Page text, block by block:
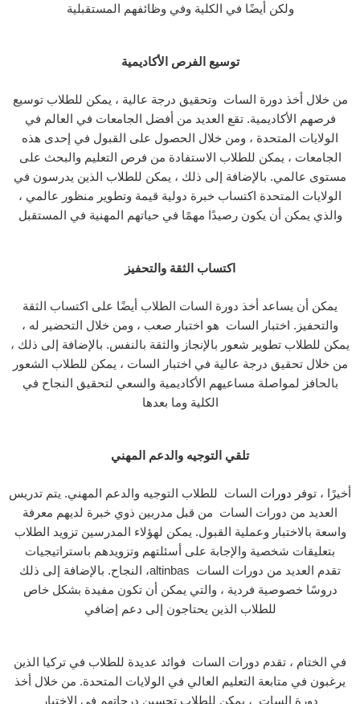
ولكن أيضًا في الكلية وفي وظائفهم المستقبلية
توسيع الفرص الأكاديمية
من خلال أخذ دورة السات وتحقيق درجة عالية ، يمكن للطلاب توسيع
فرصهم الأكاديمية. تقع العديد من أفضل الجامعات في العالم في
الولايات المتحدة ، ومن خلال الحصول على القبول في إحدى هذه
الجامعات ، يمكن للطلاب الاستفادة من فرص التعليم والبحث على
مستوى عالمي. بالإضافة إلى ذلك ، يمكن للطلاب الذين يدرسون في
الولايات المتحدة اكتساب خبرة دولية قيمة وتطوير منظور عالمي ،
والذي يمكن أن يكون رصيدًا مهمًا في حياتهم المهنية في المستقبل
اكتساب الثقة والتحفيز
يمكن أن يساعد أخذ دورة السات الطلاب أيضًا على اكتساب الثقة
والتحفيز. اختبار السات هو اختبار صعب ، ومن خلال التحضير له ،
يمكن للطلاب تطوير شعور بالإنجاز والثقة بالنفس. بالإضافة إلى ذلك ،
من خلال تحقيق درجة عالية في اختبار السات ، يمكن للطلاب الشعور
بالحافز لمواصلة مساعيهم الأكاديمية والسعي لتحقيق النجاح في
الكلية وما بعدها
تلقي التوجيه والدعم المهني
أخيرًا ، توفر دورات السات للطلاب التوجيه والدعم المهني. يتم تدريس
العديد من دورات السات من قبل مدربين ذوي خبرة لديهم معرفة
واسعة بالاختبار وعملية القبول. يمكن لهؤلاء المدرسين تزويد الطلاب
بتعليقات شخصية والإجابة على أسئلتهم وتزويدهم باستراتيجيات
النجاح. بالإضافة إلى ذلك ،altinbas تقدم العديد من دورات السات
دروسًا خصوصية فردية ، والتي يمكن أن تكون مفيدة بشكل خاص
للطلاب الذين يحتاجون إلى دعم إضافي
في الختام ، تقدم دورات السات فوائد عديدة للطلاب في تركيا الذين
يرغبون في متابعة التعليم العالي في الولايات المتحدة. من خلال أخذ
دورة السات ، يمكن للطلاب تحسين درجاتهم في الاختبار